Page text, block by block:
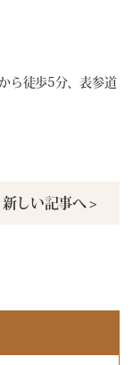
ら徒歩5分、表参道
新しい記事へ >